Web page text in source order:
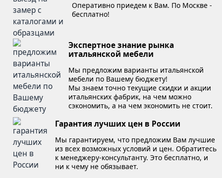
Оперативно приедем к Вам. По Москве -
бесплатно!
Экспертное знание рынка
итальянской мебели
Мы предложим варианты итальянской
мебели по Вашему бюджету!
Мы знаем точно текущие скидки и акции
итальянских фабрик, на чем можно
сэкономить, а на чем экономить не стоит.
Гарантия лучших цен в России
Мы гарантируем, что предложим Вам лучшие
из всех возможных условий и цен. Обратитесь
к менеджеру-консультанту. Это бесплатно, и
ни к чему не обязывает.